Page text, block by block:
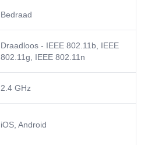
Bedraad
Draadloos - IEEE 802.11b, IEEE
802.11g, IEEE 802.11n
2.4 GHz
iOS, Android